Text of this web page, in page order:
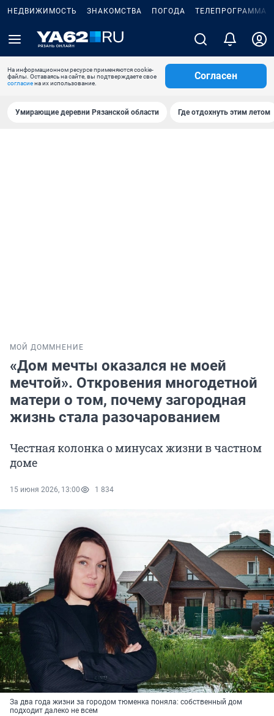
НЕДВИЖИМОСТЬ ЗНАКОМСТВА ПОГОДА ТЕЛЕПРОГРАММА
На информационном ресурсе применяются cookie-
файлы. Оставаясь на сайте, вы подтверждаете свое
согласиена их использование.
Согласен
Умирающие деревни Рязанской области Где отдохнуть этим летом
МОЙ ДОМ МНЕНИЕ
«Дом мечты оказался не моей
мечтой». Откровения многодетной
матери о том, почему загородная
жизнь стала разочарованием
Честная колонка о минусах жизни в частном
доме
15 июня 2026, 13:00 1 834
За два года жизни за городом тюменка поняла: собственный дом
подходит далеко не всем